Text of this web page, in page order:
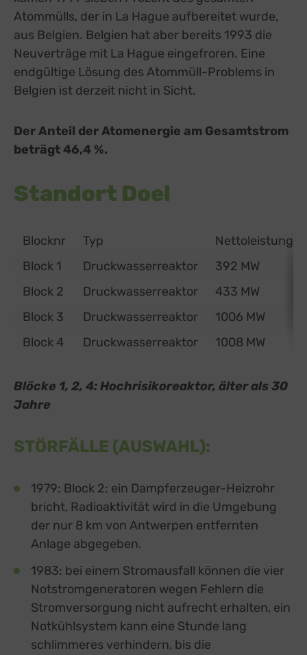
Atommülls, der in La Hague aufbereitet wurde,
aus Belgien. Belgien hat aber bereits 1993 die
Neuverträge mit La Hague eingefroren. Eine
endgültige Lösung des Atommüll-Problems in
Belgien ist derzeit nicht in Sicht.
Der Anteil der Atomenergie am Gesamtstrom
beträgt 46,4 %.
Standort Doel
Blocknr Typ
Nettoleistung
Block 1
Druckwasserreaktor
392 MW
Block 2
Druckwasserreaktor
433 MW
Block 3
Druckwasserreaktor
1006 MW
Block 4
Druckwasserreaktor 1008 MW
Blöcke 1, 2, 4: Hochrisikoreaktor, älter als 30
Jahre
STÖRFÄLLE (AUSWAHL):
1979: Block 2: ein Dampferzeuger-Heizrohr
bricht, Radioaktivität wird in die Umgebung
der nur 8 km von Antwerpen entfernten
Anlage abgegeben.
1983: bei einem Stromausfall können die vier
Notstromgeneratoren wegen Fehlern die
Stromversorgung nicht aufrecht erhalten, ein
Notkühlsystem kann eine Stunde lang
schlimmeres verhindern, bis die